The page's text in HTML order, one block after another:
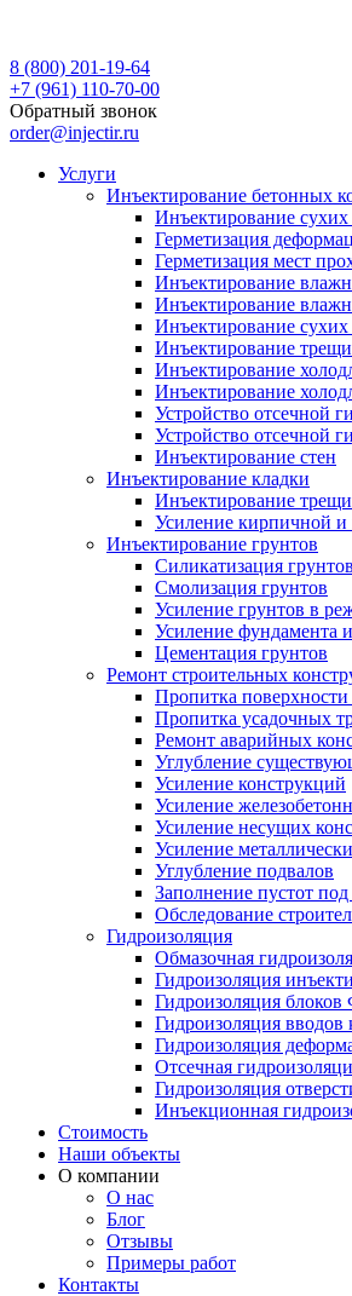
8 (800) 201-19-64
+7 (961) 110-70-00
Обратный звонок
order@injectir.ru
Услуги
Инъектирование бетонных
Инъектирование
Герметизация
Герметизация мест
Инъектирование
Инъектирование
Инъектирование
Инъектирование
Инъектирование
Инъектирование
Устройство отсечной
Устройство отсечной
Инъектирование стен
Инъектирование кладки
Инъектирование
Усиление кирпичной
Инъектирование грунтов
Силикатизация грунтов
Смолизация грунтов
Усиление грунтов в
Усиление фундамента
Цементация грунтов
Ремонт строительных
Пропитка
Пропитка усадочных
Ремонт аварийных
Углубление
Усиление конструкций
Усиление
Усиление несущих
Усиление
Углубление подвалов
Заполнение пустот
Обследование
Гидроизоляция
Обмазочная
Гидроизоляция
Гидроизоляция
Гидроизоляция
Гидроизоляция
Отсечная
Гидроизоляция
Инъекционная
Стоимость
Наши объекты
О компании
О нас
Блог
Отзывы
Примеры работ
Контакты